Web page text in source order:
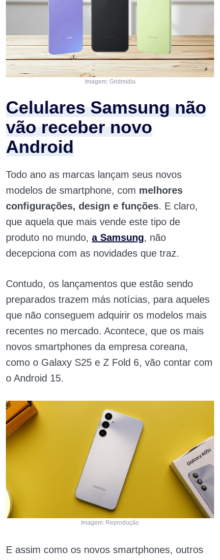
Imagem: Gridmidia
Celulares Samsung não
vão receber novo
Android
Todo ano as marcas lançam seus novos
modelos de smartphone, com melhores
configurações, design e funções. E claro,
que aquela que mais vende este tipo de
produto no mundo, a Samsung, não
decepciona com as novidades que traz.
Contudo, os lançamentos que estão sendo
preparados trazem más notícias, para aqueles
que não conseguem adquirir os modelos mais
recentes no mercado. Acontece, que os mais
novos smartphones da empresa coreana,
como o Galaxy S25 e Z Fold 6, vão contar com
o Android 15.
Imagem: Reprodução
E assim como os novos smartphones, outros